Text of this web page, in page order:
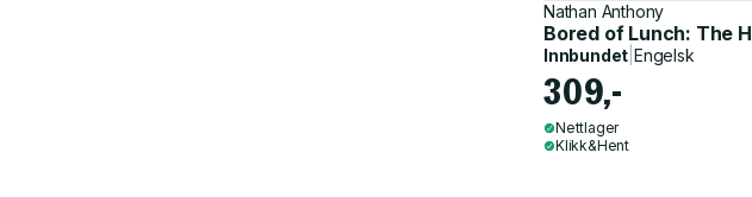
Nathan Anthony
Bored of Lunch: The
Innbundet |Engelsk
309,-
Nettlager
Klikk&Hent